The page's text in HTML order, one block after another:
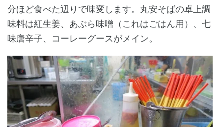
分ほど食べた辺りで味変します。丸安そばの卓上調
味料は紅生姜、あぶら味噌（これはごはん用）、七
味唐辛子、コーレーグースがメイン。